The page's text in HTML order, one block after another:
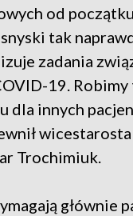
od początku
tak
zadania
19. Robimy
dla innych
Trochimiuk.
głównie